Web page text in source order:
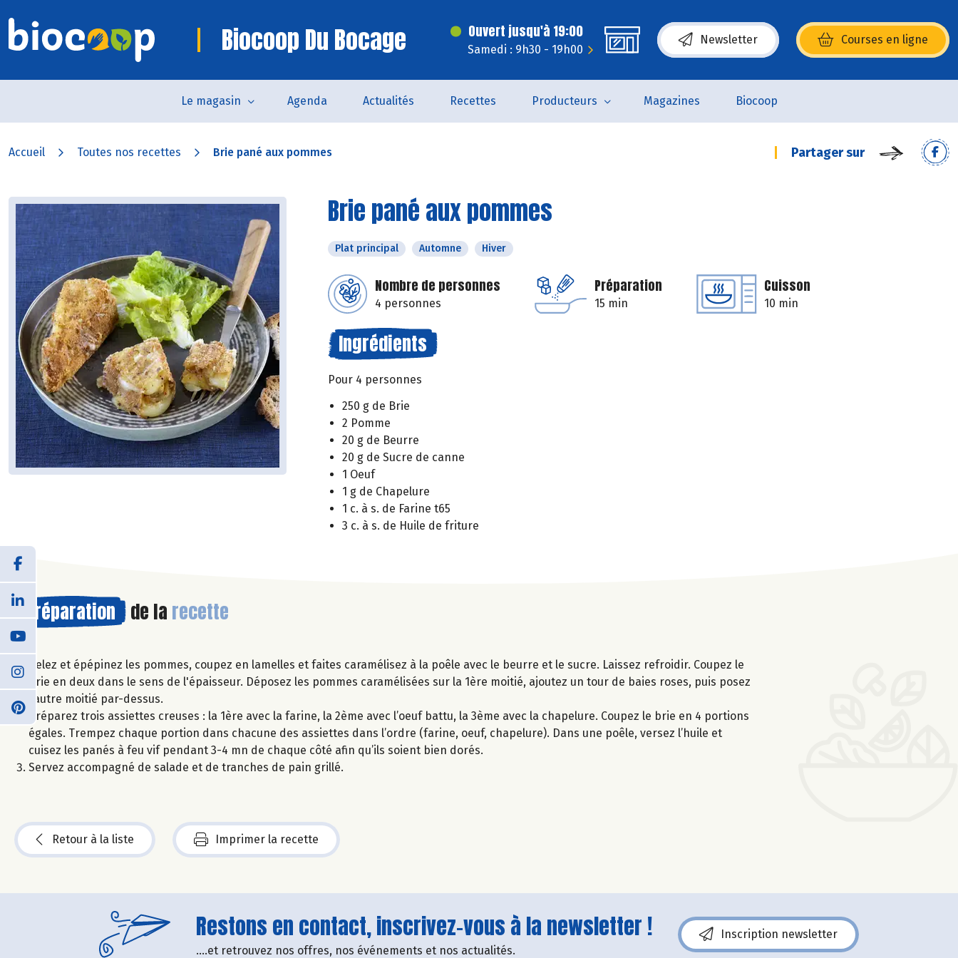
Biocoop Du Bocage Ouvert jusqu'à 19:00
Samedi : 9h30 - 19h00
Newsletter Courses en ligne
(s’ouvre dans une nouvelle fenêtre)
Le magasin Agenda Actualités Recettes Producteurs Magazines Biocoop
Accueil Toutes nos recettes Brie pané aux pommes Partager sur
Brie pané aux pommes
Plat principal Automne Hiver
Nombre de personnes
4 personnes
Préparation
15 min
Cuisson
10 min
Ingrédients
Pour 4 personnes
250 g de Brie
2 Pomme
20 g de Beurre
20 g de Sucre de canne
1 Oeuf
1 g de Chapelure
1 c. à s. de Farine t65
3 c. à s. de Huile de friture
Préparation de la recette
Pelez et épépinez les pommes, coupez en lamelles et faites caramélisez à la poêle avec le beurre et le sucre. Laissez refroidir. Coupez le
brie en deux dans le sens de l'épaisseur. Déposez les pommes caramélisées sur la 1ère moitié, ajoutez un tour de baies roses, puis posez
l’autre moitié par-dessus.
Préparez trois assiettes creuses : la 1ère avec la farine, la 2ème avec l’oeuf battu, la 3ème avec la chapelure. Coupez le brie en 4 portions
égales. Trempez chaque portion dans chacune des assiettes dans l’ordre (farine, oeuf, chapelure). Dans une poêle, versez l’huile et
cuisez les panés à feu vif pendant 3-4 mn de chaque côté afin qu’ils soient bien dorés.
Servez accompagné de salade et de tranches de pain grillé.
Retour à la liste Imprimer la recette
Restons en contact, inscrivez-vous à la newsletter !
....et retrouvez nos offres, nos événements et nos actualités.
Inscription newsletter